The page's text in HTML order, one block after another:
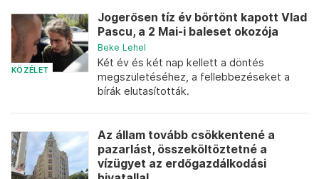
KÖZÉLET
Jogerősen tíz év börtönt kapott Vlad
Pascu, a 2 Mai-i baleset okozója
Beke Lehel
Két év és két nap kellett a döntés
megszületéséhez, a fellebbezéseket a
bírák elutasították.
Az állam tovább csökkentené a
pazarlást, összeköltöztetné a
vízügyet az erdőgazdálkodási